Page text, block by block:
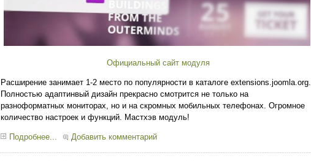
Официальный сайт модуля
Расширение занимает 1-2 место по популярности в каталоге extensions.joomla.org.
Полностью адаптинвый дизайн прекрасно смотрится не только на
разноформатных мониторах, но и на скромных мобильных телефонах. Огромное
количество настроек и функций. Мастхэв модуль!
Подробнее... Добавить комментарий